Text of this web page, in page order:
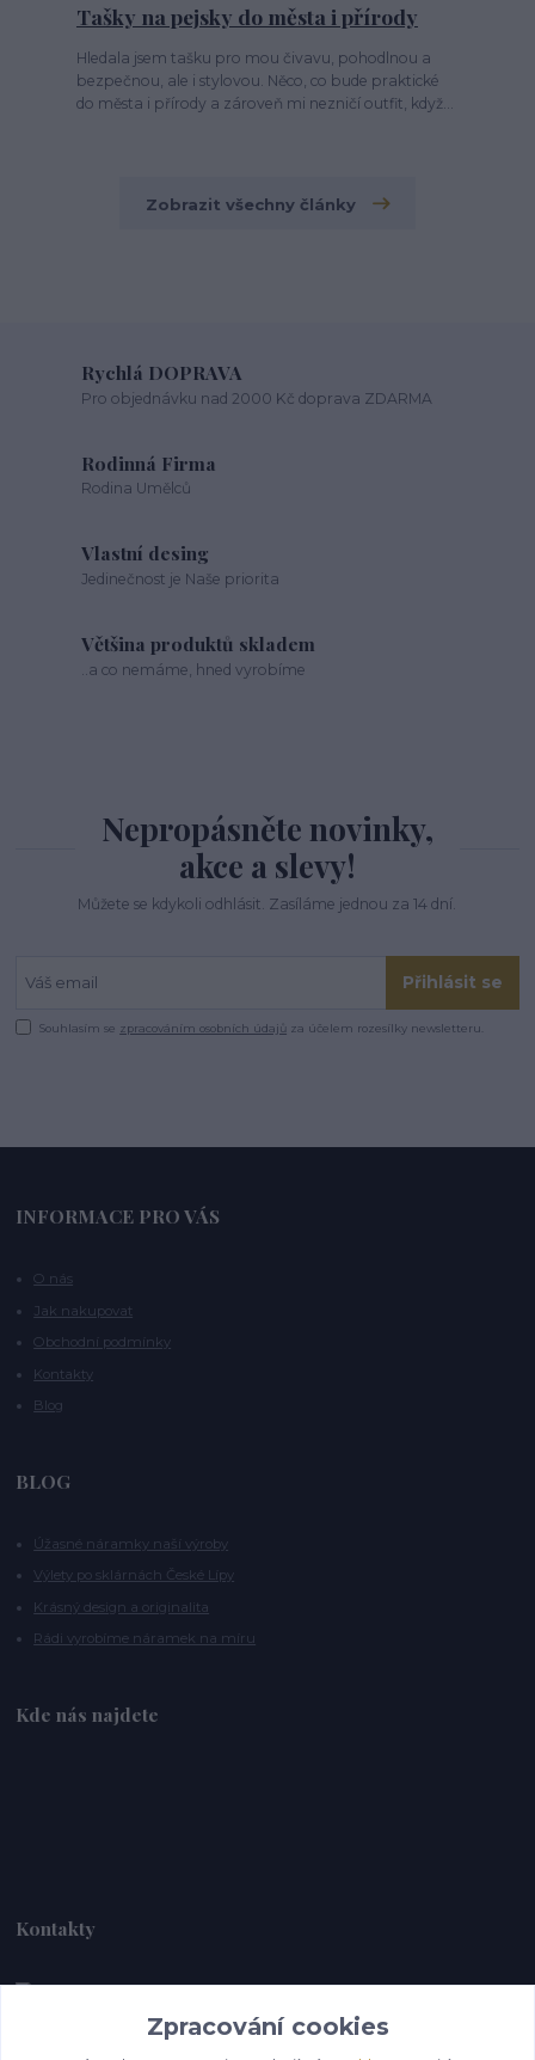
Tašky na pejsky do města i přírody
Hledala jsem tašku pro mou čivavu, pohodlnou a
bezpečnou, ale i stylovou. Něco, co bude praktické
do města i přírody a zároveň mi nezničí outfit, když...
Zobrazit všechny články
Rychlá DOPRAVA
Pro objednávku nad 2000 Kč doprava ZDARMA
Rodinná Firma
Rodina Umělců
Vlastní desing
Jedinečnost je Naše priorita
Většina produktů skladem
..a co nemáme, hned vyrobíme
Nepropásněte novinky,
akce a slevy!
Můžete se kdykoli odhlásit. Zasíláme jednou za 14 dní.
Přihlásit se
Souhlasím se zpracováním osobních údajů za účelem rozesílky newsletteru.
INFORMACE PRO VÁS
O nás
Jak nakupovat
Obchodní podmínky
Kontakty
Blog
BLOG
Úžasné náramky naší výroby
Výlety po sklárnách České Lípy
Krásný design a originalita
Rádi vyrobíme náramek na míru
Kde nás najdete
Kontakty
Alebrije@alebrije.cz
Zpracování cookies